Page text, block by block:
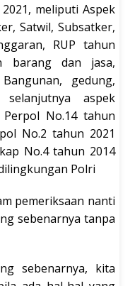
meliputi Aspek
Satwil, Subsatker,
RUP tahun
barang dan jasa,
gedung,
aspek
No.14 tahun
No.2 tahun 2021
No.4 tahun 2014
Polri
pemeriksaan nanti
sebenarnya tanpa
sebenarnya, kita